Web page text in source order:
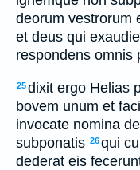
deorum vestrorum
et deus qui
respondens omnis
25dixit ergo Helias
bovem unum et
invocate nomina
subponatis 26qui
dederat eis